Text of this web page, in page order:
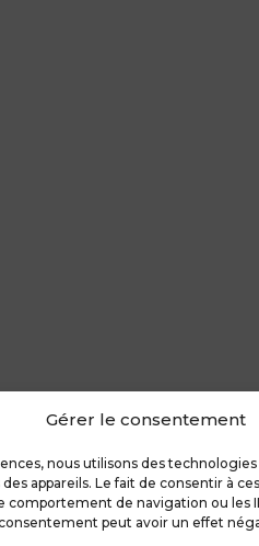
Gérer le consentement
nous utilisons des
appareils. Le fait de consentir à
comportement de navigation ou les
peut avoir un effet